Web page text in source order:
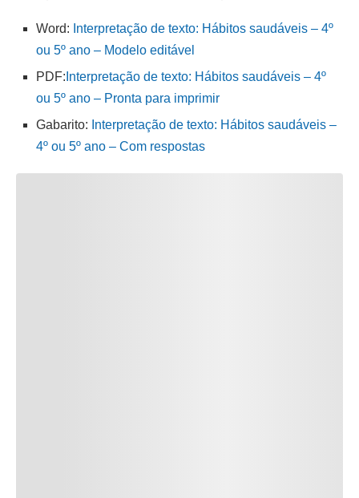
Word: Interpretação de texto: Hábitos saudáveis – 4º
ou 5º ano – Modelo editável
PDF: Interpretação de texto: Hábitos saudáveis – 4º
ou 5º ano – Pronta para imprimir
Gabarito: Interpretação de texto: Hábitos saudáveis –
4º ou 5º ano – Com respostas